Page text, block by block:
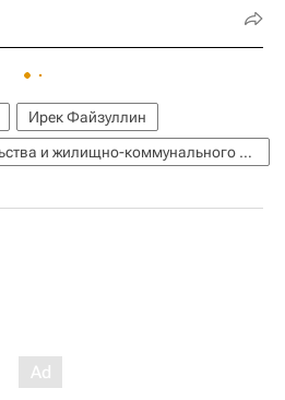
Ирек Файзуллин
Министерство строительства и жилищно-коммунального хозяйства РФ (Минстрой России)